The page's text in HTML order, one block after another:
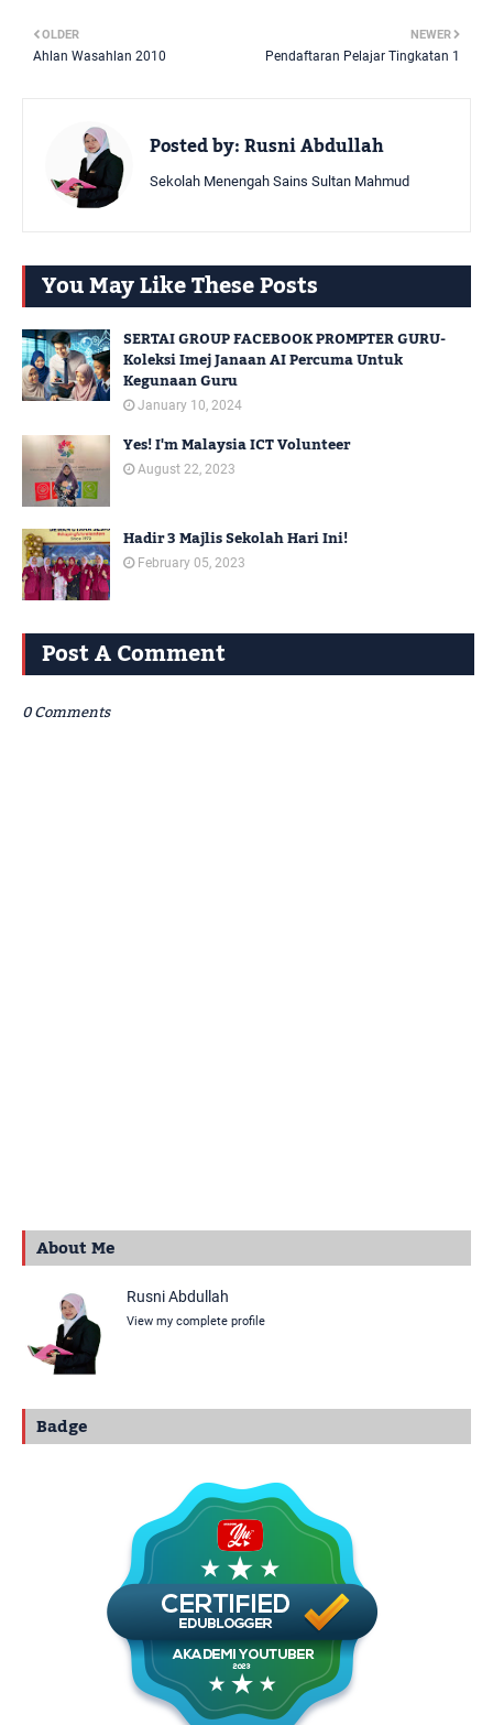
NEWER
Pendaftaran Pelajar Tingkatan 1
OLDER
Ahlan Wasahlan 2010
Posted by:Rusni Abdullah
Sekolah Menengah Sains Sultan Mahmud
You May Like These Posts
SERTAI GROUP FACEBOOK PROMPTER GURU-
Koleksi Imej Janaan AI Percuma Untuk
Kegunaan Guru
January 10, 2024
Yes! I'm Malaysia ICT Volunteer
August 22, 2023
Hadir 3 Majlis Sekolah Hari Ini!
February 05, 2023
Post A Comment
0 Comments
About Me
Rusni Abdullah
View my complete profile
Badge